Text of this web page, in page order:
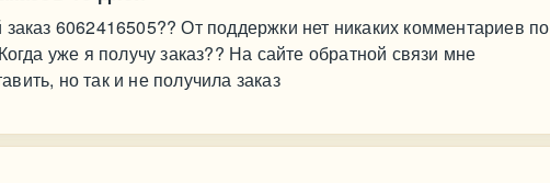
6062416505?? От поддержки нет никаких комментариев по
уже я получу заказ?? На сайте обратной связи мне
но так и не получила заказ